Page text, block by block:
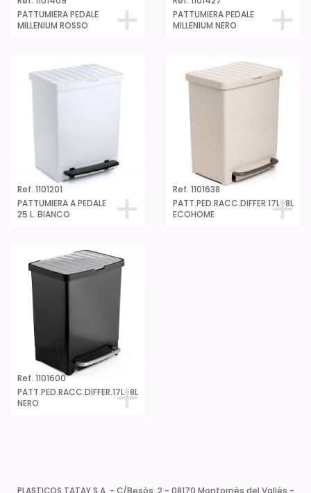
PATTUMIERA PEDALE
MILLENIUM ROSSO
PATTUMIERA PEDALE
MILLENIUM NERO
Ref. 1101201
PATTUMIERA A PEDALE
25 L. BIANCO
Ref. 1101638
PATT.PED.RACC.DIFFER.17L+8L
ECOHOME
Ref. 1101600
PATT.PED.RACC.DIFFER.17L+8L
NERO